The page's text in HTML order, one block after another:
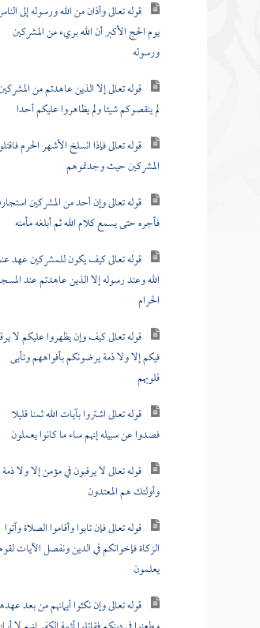
قوله تعالى وأذان من الله ورسوله إلى
يوم الحج الأكبر أن الله بريء من المشركين
ورسوله
قوله تعالى إلا الذين عاهدتم من
لم ينقصوكم شيئا ولم يظاهروا عليكم أحدا
قوله تعالى فإذا انسلخ الأشهر الحرم
المشركين حيث وجدتموهم
قوله تعالى وإن أحد من المشركين
فأجره حتى يسمع كلام الله ثم أبلغه مأمنه
قوله تعالى كيف يكون للمشركين عهد
الله وعند رسوله إلا الذين عاهدتم عند
الحرام
قوله تعالى كيف وإن يظهروا عليكم لا
فيكم إلا ولا ذمة يرضونكم بأفواههم وتأبى
قلوبهم
قوله تعالى اشتروا بآيات الله ثمنا قليلا
فصدوا عن سبيله إنهم ساء ما كانوا يعملون
قوله تعالى لا يرقبون في مؤمن إلا ولا ذمة
وأولئك هم المعتدون
قوله تعالى فإن تابوا وأقاموا الصلاة وآتوا
الزكاة فإخوانكم في الدين ونفصل الآيات
يعلمون
قوله تعالى وإن نكثوا أيمانهم من بعد